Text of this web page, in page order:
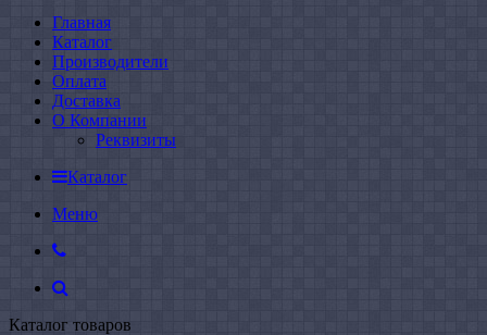
Главная
Каталог
Производители
Оплата
Доставка
О Компании
Реквизиты
Каталог
Меню
Каталог товаров